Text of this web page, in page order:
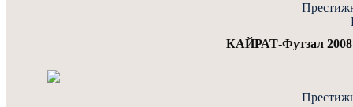
КАЙРАТ-Футзал 2008